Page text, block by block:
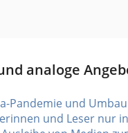
analoge
Pandemie und
und Leser nur